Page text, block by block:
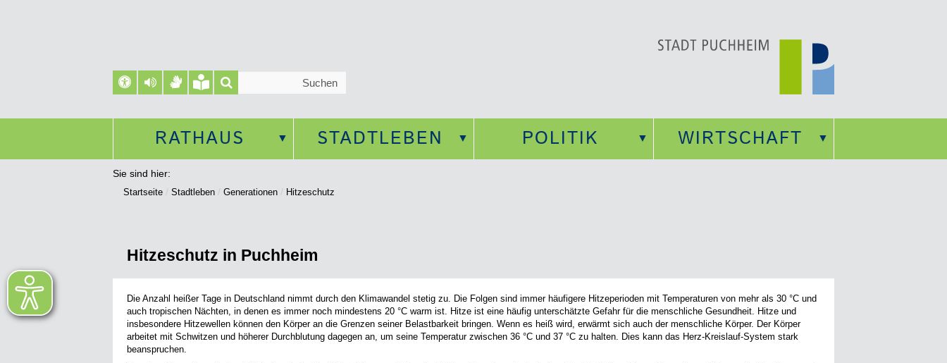
RATHAUS STADTLEBEN POLITIK WIRTSCHAFT
Sie sind hier:
Startseite Stadtleben Generationen Hitzeschutz
Hitzeschutz in Puchheim
Die Anzahl heißer Tage in Deutschland nimmt durch den Klimawandel stetig zu. Die Folgen sind immer häufigere Hitzeperioden mit Temperaturen von mehr als 30 °C und
auch tropischen Nächten, in denen es immer noch mindestens 20 °C warm ist. Hitze ist eine häufig unterschätzte Gefahr für die menschliche Gesundheit. Hitze und
insbesondere Hitzewellen können den Körper an die Grenzen seiner Belastbarkeit bringen. Wenn es heiß wird, erwärmt sich auch der menschliche Körper. Der Körper
arbeitet mit Schwitzen und höherer Durchblutung dagegen an, um seine Temperatur zwischen 36 °C und 37 °C zu halten. Dies kann das Herz-Kreislauf-System stark
beanspruchen.